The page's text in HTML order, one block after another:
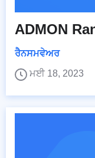
ADMON
ਰੈਨਸਮਵੇਅਰ
ਮਈ 18, 2023